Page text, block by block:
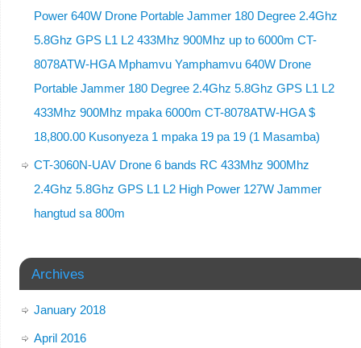
Power 640W Drone Portable Jammer 180 Degree 2.4Ghz
5.8Ghz GPS L1 L2 433Mhz 900Mhz up to 6000m CT-
8078ATW-HGA Mphamvu Yamphamvu 640W Drone
Portable Jammer 180 Degree 2.4Ghz 5.8Ghz GPS L1 L2
433Mhz 900Mhz mpaka 6000m CT-8078ATW-HGA $
18,800.00 Kusonyeza 1 mpaka 19 pa 19 (1 Masamba)
CT-3060N-UAV Drone 6 bands RC 433Mhz 900Mhz
2.4Ghz 5.8Ghz GPS L1 L2 High Power 127W Jammer
hangtud sa 800m
Archives
January 2018
April 2016